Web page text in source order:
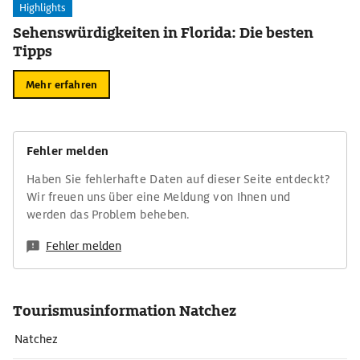
Highlights
Sehenswürdigkeiten in Florida: Die besten
Tipps
Mehr erfahren
Fehler melden
Haben Sie fehlerhafte Daten auf dieser Seite entdeckt?
Wir freuen uns über eine Meldung von Ihnen und
werden das Problem beheben.
Fehler melden
Tourismusinformation Natchez
Natchez